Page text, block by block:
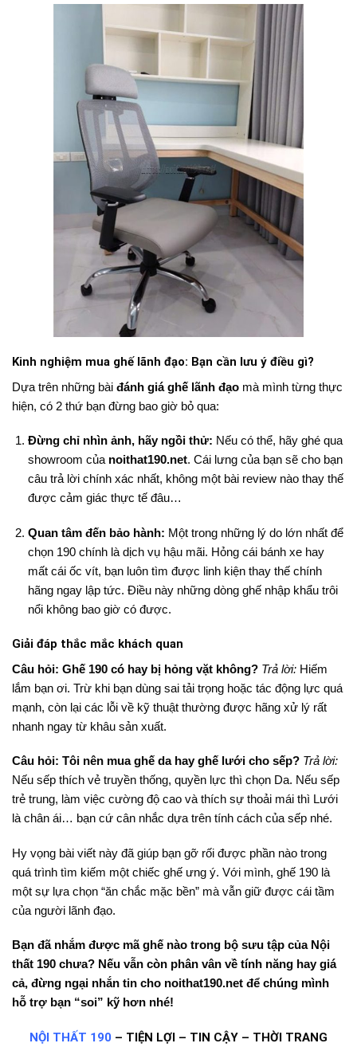
Kinh nghiệm mua ghế lãnh đạo: Bạn cần lưu ý điều gì?
Dựa trên những bài đánh giá ghế lãnh đạo mà mình từng thực
hiện, có 2 thứ bạn đừng bao giờ bỏ qua:
Đừng chỉ nhìn ảnh, hãy ngồi thử: Nếu có thể, hãy ghé qua
showroom của noithat190.net. Cái lưng của bạn sẽ cho bạn
câu trả lời chính xác nhất, không một bài review nào thay thế
được cảm giác thực tế đâu…
Quan tâm đến bảo hành: Một trong những lý do lớn nhất để
chọn 190 chính là dịch vụ hậu mãi. Hỏng cái bánh xe hay
mất cái ốc vít, bạn luôn tìm được linh kiện thay thế chính
hãng ngay lập tức. Điều này những dòng ghế nhập khẩu trôi
nổi không bao giờ có được.
Giải đáp thắc mắc khách quan
Câu hỏi: Ghế 190 có hay bị hỏng vặt không? Trả lời: Hiếm
lắm bạn ơi. Trừ khi bạn dùng sai tải trọng hoặc tác động lực quá
mạnh, còn lại các lỗi về kỹ thuật thường được hãng xử lý rất
nhanh ngay từ khâu sản xuất.
Câu hỏi: Tôi nên mua ghế da hay ghế lưới cho sếp? Trả lời:
Nếu sếp thích vẻ truyền thống, quyền lực thì chọn Da. Nếu sếp
trẻ trung, làm việc cường độ cao và thích sự thoải mái thì Lưới
là chân ái… bạn cứ cân nhắc dựa trên tính cách của sếp nhé.
Hy vọng bài viết này đã giúp bạn gỡ rối được phần nào trong
quá trình tìm kiếm một chiếc ghế ưng ý. Với mình, ghế 190 là
một sự lựa chọn “ăn chắc mặc bền” mà vẫn giữ được cái tầm
của người lãnh đạo.
Bạn đã nhắm được mã ghế nào trong bộ sưu tập của Nội
thất 190 chưa? Nếu vẫn còn phân vân về tính năng hay giá
cả, đừng ngại nhắn tin cho noithat190.net để chúng mình
hỗ trợ bạn “soi” kỹ hơn nhé!
NỘI THẤT 190 – TIỆN LỢI – TIN CẬY – THỜI TRANG